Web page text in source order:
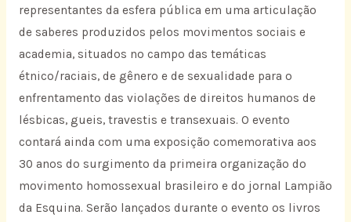
representantes da esfera pública em uma articulação
de saberes produzidos pelos movimentos sociais e
academia, situados no campo das temáticas
étnico/raciais, de gênero e de sexualidade para o
enfrentamento das violações de direitos humanos de
lésbicas, gueis, travestis e transexuais. O evento
contará ainda com uma exposição comemorativa aos
30 anos do surgimento da primeira organização do
movimento homossexual brasileiro e do jornal Lampião
da Esquina. Serão lançados durante o evento os livros